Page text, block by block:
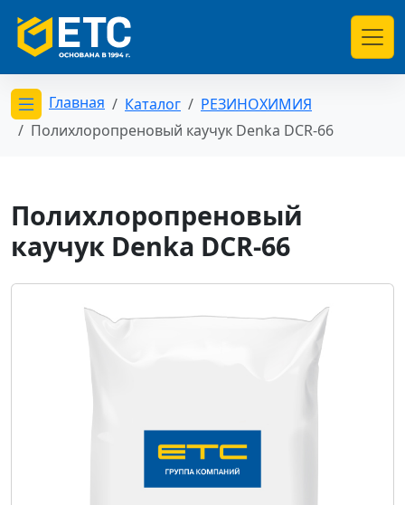
Открыть меню категорий
Главная Каталог
РЕЗИНОХИМИЯ
Полихлоропреновый каучук Denka DCR-66
Полихлоропреновый
каучук Denka DCR-66